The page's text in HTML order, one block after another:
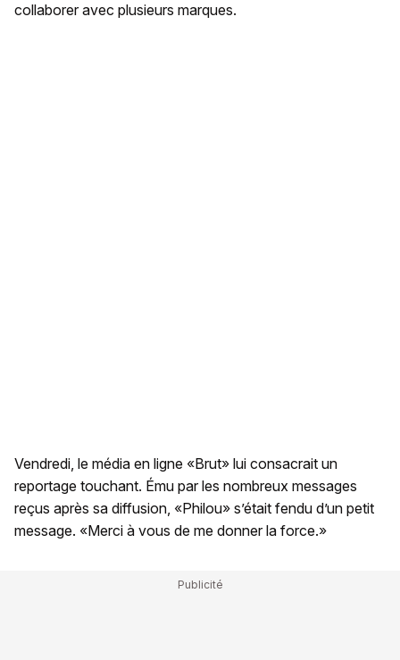
collaborer avec plusieurs marques.
Vendredi, le média en ligne «Brut» lui consacrait un
reportage touchant. Ému par les nombreux messages
reçus après sa diffusion, «Philou» s’était fendu d’un petit
message. «Merci à vous de me donner la force.»